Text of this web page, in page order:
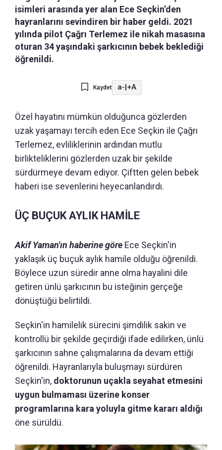
isimleri arasında yer alan Ece Seçkin’den
hayranlarını sevindiren bir haber geldi. 2021
yılında pilot Çağrı Terlemez ile nikah masasına
oturan 34 yaşındaki şarkıcının bebek beklediği
öğrenildi.
Kaydet a- +A
Özel hayatını mümkün olduğunca gözlerden
uzak yaşamayı tercih eden Ece Seçkin ile Çağrı
Terlemez, evliliklerinin ardından mutlu
birlikteliklerini gözlerden uzak bir şekilde
sürdürmeye devam ediyor. Çiftten gelen bebek
haberi ise sevenlerini heyecanlandırdı.
ÜÇ BUÇUK AYLIK HAMİLE
Akif Yaman'ın haberine göre Ece Seçkin'in
yaklaşık üç buçuk aylık hamile olduğu öğrenildi.
Böylece uzun süredir anne olma hayalini dile
getiren ünlü şarkıcının bu isteğinin gerçeğe
dönüştüğü belirtildi.
Seçkin'in hamilelik sürecini şimdilik sakin ve
kontrollü bir şekilde geçirdiği ifade edilirken, ünlü
şarkıcının sahne çalışmalarına da devam ettiği
öğrenildi. Hayranlarıyla buluşmayı sürdüren
Seçkin'in, doktorunun uçakla seyahat etmesini
uygun bulmaması üzerine konser
programlarına kara yoluyla gitme kararı aldığı
öne sürüldü.